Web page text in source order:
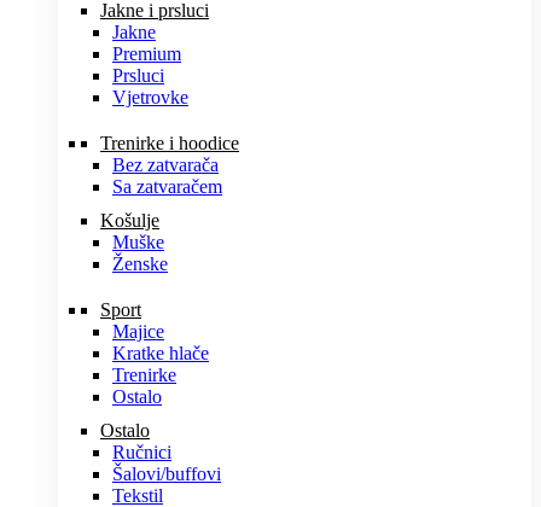
Jakne i prsluci
Jakne
Premium
Prsluci
Vjetrovke
Trenirke i hoodice
Bez zatvarača
Sa zatvaračem
Košulje
Muške
Ženske
Sport
Majice
Kratke hlače
Trenirke
Ostalo
Ostalo
Ručnici
Šalovi/buffovi
Tekstil